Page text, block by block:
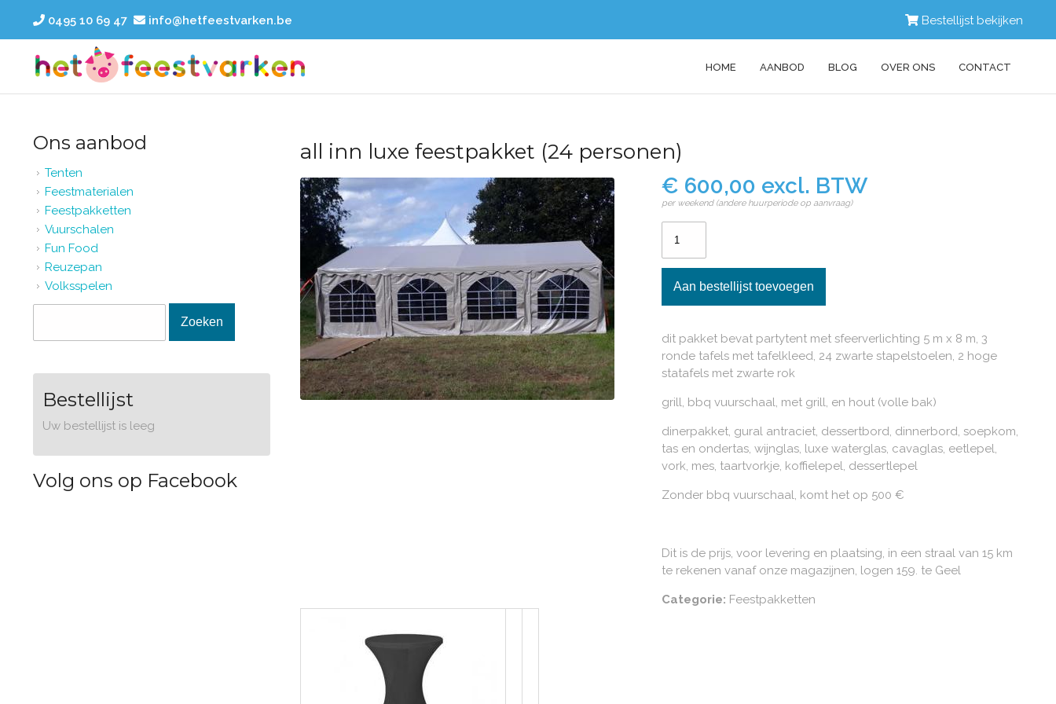
0495 10 69 47
info@hetfeestvarken.be Bestellijst bekijken
HOME AANBOD BLOG OVER ONS CONTACT
all inn luxe feestpakket (24 personen)
€ 600,00 excl. BTW
per weekend (andere huurperiode op aanvraag)
dit pakket bevat partytent met sfeerverlichting 5 m x 8 m, 3
ronde tafels met tafelkleed, 24 zwarte stapelstoelen, 2 hoge
statafels met zwarte rok
grill, bbq vuurschaal, met grill, en hout (volle bak)
dinerpakket, gural antraciet, dessertbord, dinnerbord, soepkom,
tas en ondertas, wijnglas, luxe waterglas, cavaglas, eetlepel,
vork, mes, taartvorkje, koffielepel, dessertlepel
Zonder bbq vuurschaal, komt het op 500 €
Dit is de prijs, voor levering en plaatsing, in een straal van 15 km
te rekenen vanaf onze magazijnen, logen 159. te Geel
Categorie: Feestpakketten
Ons aanbod
Tenten
Feestmaterialen
Feestpakketten
Vuurschalen
Fun Food
Reuzepan
Volksspelen
Zoekveld
Bestellijst
Uw bestellijst is leeg
Volg ons op Facebook